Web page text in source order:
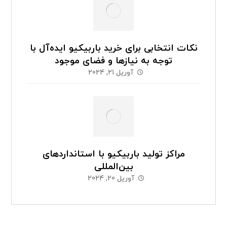
نکات انتخابی برای خرید باربیکیو ایده‌آل با
توجه به نیازها و فضای موجود
آوریل 21, 2024
مراکز تولید باربیکیو با استانداردهای
بین‌المللی
آوریل 20, 2024